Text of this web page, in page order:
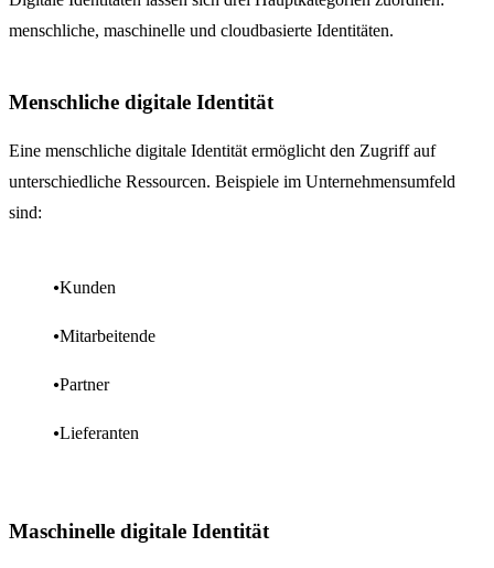
menschliche, maschinelle und cloudbasierte Identitäten.
Menschliche digitale Identität
Eine menschliche digitale Identität ermöglicht den Zugriff auf
unterschiedliche Ressourcen. Beispiele im Unternehmensumfeld
sind:
Kunden
Mitarbeitende
Partner
Lieferanten
Maschinelle digitale Identität